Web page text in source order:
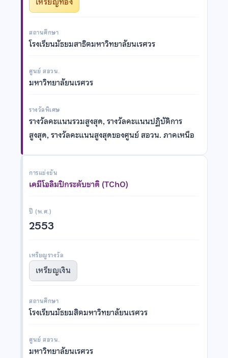
สถานศึกษา
โรงเรียนมัธยมสาธิตมหาวิทยาลัยนเรศวร
ศูนย์ สอวน.
มหาวิทยาลัยนเรศวร
รางวัลพิเศษ
รางวัลคะแนนรวมสูงสุด, รางวัลคะแนนปฏิบัติการ
สูงสุด, รางวัลคะแนนสูงสุดของศูนย์ สอวน. ภาคเหนือ
การแข่งขัน
เคมีโอลิมปิกระดับชาติ (TChO)
ปี (พ.ศ.)
2553
เหรียญรางวัล
เหรียญเงิน
สถานศึกษา
โรงเรียนมัธยมสิตมหาวิทยาลัยนเรศวร
ศูนย์ สอวน.
มหาวิทยาลัยนเรศวร